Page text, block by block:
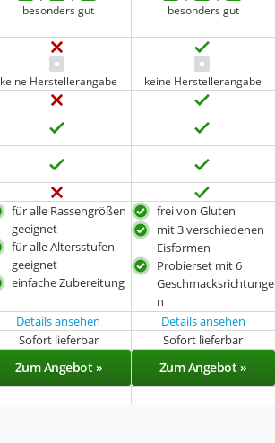
besonders gut besonders gut
keine Herstellerangabe keine Herstellerangabe
für alle Rassengrößen
geeignet
für alle Altersstufen
geeignet
einfache Zubereitung
frei von Gluten
mit 3 verschiedenen
Eisformen
Probierset mit 6
Geschmacksrichtunge
n
Details ansehen Details ansehen
Sofort lieferbar Sofort lieferbar
Zum Angebot » Zum Angebot »